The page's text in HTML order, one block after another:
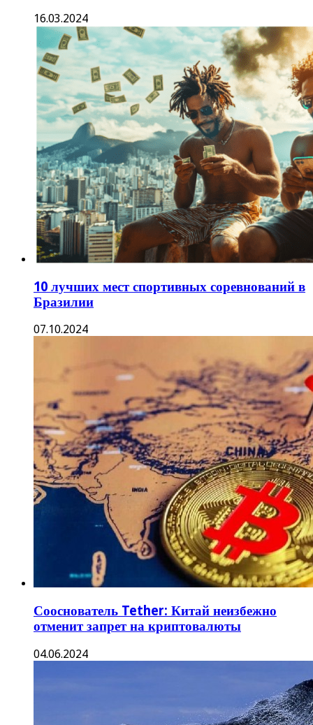
16.03.2024
10 лучших мест спортивных соревнований в
Бразилии
07.10.2024
Сооснователь Tether: Китай неизбежно
отменит запрет на криптовалюты
04.06.2024